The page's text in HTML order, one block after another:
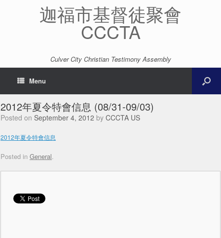
迦福市基督徒聚會
CCCTA
Culver City Christian Testimony Assembly
Menu
2012年夏令特會信息 (08/31-09/03)
Posted on September 4, 2012 by CCCTA US
2012年夏令特會信息
Posted in General.